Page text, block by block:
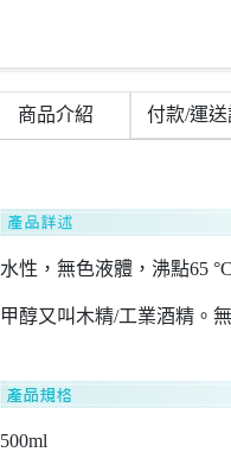
商品介紹 付款/運送
水性，無色液體，沸點65
甲醇又叫木精/工業酒精。
500ml